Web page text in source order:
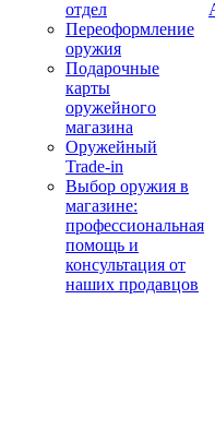
отдел
Переоформление
оружия
Подарочные
карты
оружейного
магазина
Оружейный
Trade-in
Выбор оружия в
магазине:
профессиональная
помощь и
консультация от
наших продавцов